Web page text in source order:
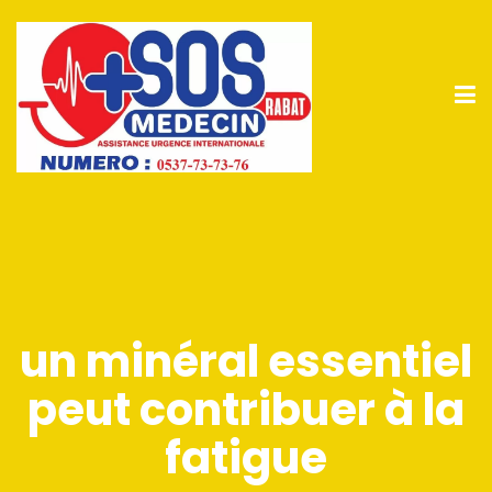
un minéral essentiel
peut contribuer à la
fatigue